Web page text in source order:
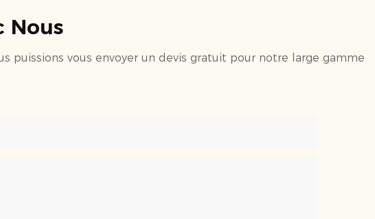
Nous
puissions vous envoyer un devis gratuit pour notre large gamme